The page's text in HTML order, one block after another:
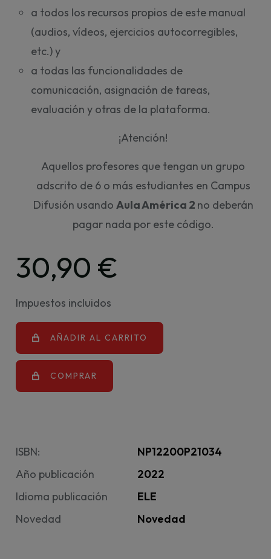
a todos los recursos propios de este manual
(audios, vídeos, ejercicios autocorregibles,
etc.) y
a todas las funcionalidades de
comunicación, asignación de tareas,
evaluación y otras de la plataforma.
¡Atención!
Aquellos profesores que tengan un grupo
adscrito de 6 o más estudiantes en Campus
Difusión usando Aula América 2 no deberán
pagar nada por este código.
30,90 €
Impuestos incluidos
AÑADIR AL CARRITO
COMPRAR
ISBN:
NP12200P21034
Año publicación
2022
Idioma publicación
ELE
Novedad
Novedad